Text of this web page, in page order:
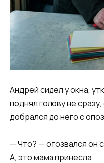
Андрей сидел у окна,
поднял голову не
добрался до него с
— Что? — отозвался он
А, это мама принесла.